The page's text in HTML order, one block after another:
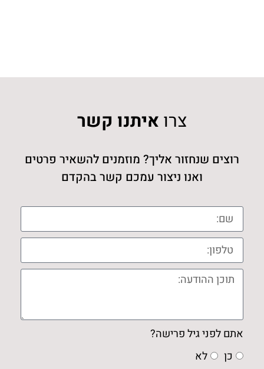
צרו איתנו קשר
רוצים שנחזור אליך? מוזמנים להשאיר פרטים
ואנו ניצור עמכם קשר בהקדם
אתם לפני גיל פרישה?
כן
לא